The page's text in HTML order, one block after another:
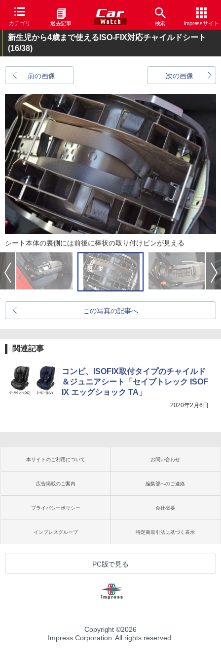
カテゴリ 過去記事 検索 Impressサイト
新生児から4歳まで使えるISO-FIX対応チャイルドシート
(16/38)
前の画像 次の画像
シート本体の裏側には前後に棒状の取り付けピンが見える
この写真の記事へ
関連記事
コンビ、ISOFIX取付タイプのチャイルド
＆ジュニアシート「セイブトレック ISOF
IX エッグショック TA」
2020年2月6日
本サイトのご利用について お問い合わせ
広告掲載のご案内 編集部へのご連絡
プライバシーポリシー 会社概要
インプレスグループ 特定商取引法に基づく表示
PC版で見る
Copyright ©2026
Impress Corporation. All rights reserved.